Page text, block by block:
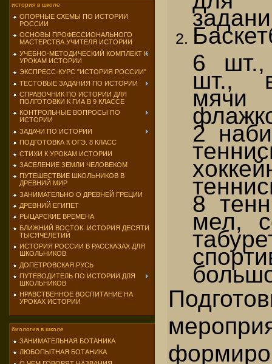
история в школе
ОПОРНЫЕ СХЕМЫ ПО ИСТОРИИ
РОССИИ
ОСНОВЫ ПРОФЕССИОНАЛЬНОГО
МАСТЕРСТВА УЧИТЕЛЯ ИСТОРИИ
УЧЕБНО-МЕТОДИЧЕСКИЙ КОМПЛЕКТ К
УРОКАМ ИСТОРИИ
ЭКСПРЕСС-КУРС "ИСТОРИЯ РОССИИ"
ТЕСТОВЫЕ ЗАДАНИЯ ПО ИСТОРИИ
СПРАВОЧНИК ПО ИСТОРИИ ДЛЯ
ПОЛГОТОВКИ К ГИА В 9 КЛАССЕ
КОНТРОЛЬНЫЕ ВОПРОСЫ ПО
ИСТОРИИ
ЗАДАЧИ ПО ИСТОРИИ
ПОДГОТОВКА К ОГЭ. 8 КЛАСС
СТИХИ К УРОКАМ ИСТОРИИ
ЗАСЕЛЕНИЕ ЗЕМЛИ ЧЕЛОВЕКОМ
ПУТЕШЕСТВИЕ ШКОЛЬНИКОВ В
ДРЕВНИЙ МИР
ЗАНИМАТЕЛЬНО О ДРЕВНЕЙ ГРЕЦИИ
ДРЕВНИЙ ЕГИПЕТ
РЫЦАРСКИЕ ВРЕМЕНА
БЛИЖНИЙ ВОСТОК. ИСТОРИЯ ДЕСЯТИ
ТЫСЯЧЕЛЕТИЙ
ИСТОРИЯ РОССИИ В РАССКАЗАХ ДЛЯ
ШКОЛЬНИКОВ
ДОПЕТРОВСКАЯ РУСЬ
ПУТЕВОДИТЕЛЬ ПО ИСТОРИИ ДЛЯ
ШКОЛЬНИКОВ
НРАВСТВЕННОЕ ВОСПИТАНИЕ НА
УРОКАХ ИСТОРИИ
биология в школе
ЗАНИМАТЕЛЬНАЯ БОТАНИКА
ЛЮБОПЫТНАЯ БОТАНИКА
6 шт.,
шт.,
2
8
мел,